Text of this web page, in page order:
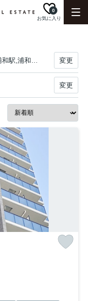
お気に入り
0
変更
変更